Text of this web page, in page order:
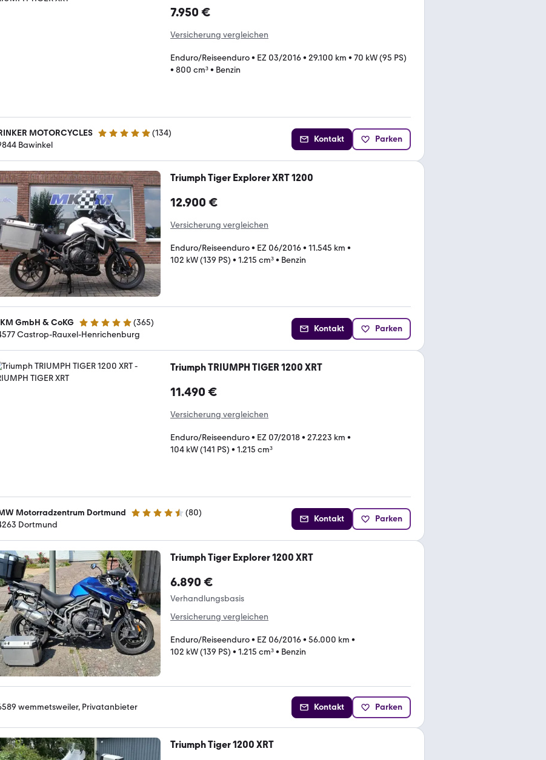
7.950 €
Versicherung vergleichen
Enduro/Reiseenduro• EZ 03/2016• 29.100 km • 70 kW (95 PS)
• 800 cm³• Benzin
MOTORCYCLES 5 Sterne (134)
Bawinkel
Kontakt Parken
Triumph Tiger Explorer XRT 1200
12.900 €
Versicherung vergleichen
Enduro/Reiseenduro• EZ 06/2016• 11.545 km •
102 kW (139 PS) • 1.215 cm³• Benzin
GmbH & CoKG 5 Sterne (365)
Castrop-Rauxel-Henrichenburg
Kontakt Parken
Triumph TRIUMPH TIGER 1200 XRT
11.490 €
Versicherung vergleichen
Enduro/Reiseenduro• EZ 07/2018• 27.223 km •
104 kW (141 PS) • 1.215 cm³
Motorradzentrum Dortmund 4.5 Sterne (80)
Dortmund
Kontakt Parken
Triumph Tiger Explorer 1200 XRT
6.890 €
Verhandlungsbasis
Versicherung vergleichen
Enduro/Reiseenduro• EZ 06/2016• 56.000 km •
102 kW (139 PS) • 1.215 cm³• Benzin
wemmetsweiler, Privatanbieter Kontakt Parken
Triumph Tiger 1200 XRT